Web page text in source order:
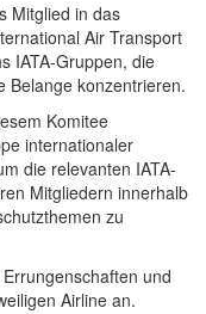
Mitglied in das
Air Transport
IATA-Gruppen, die
Belange konzentrieren.
Komitee
internationaler
die relevanten IATA-
Mitgliedern innerhalb
zu
und
Airline an.